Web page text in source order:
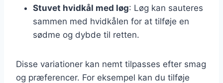
Stuvet hvidkål med løg: Løg kan sauteres
sammen med hvidkålen for at tilføje en
sødme og dybde til retten.
Disse variationer kan nemt tilpasses efter smag
og præferencer. For eksempel kan du tilføje